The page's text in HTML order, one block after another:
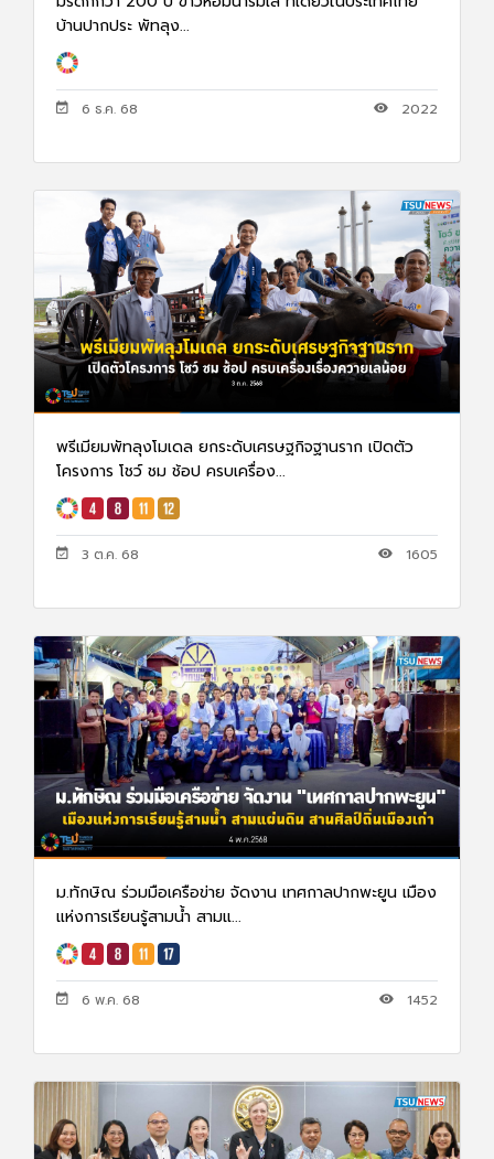
บ้านปากประ พัทลุง...
6 ธ.ค. 68 2022
พรีเมียมพัทลุงโมเดล ยกระดับเศรษฐกิจฐานราก เปิดตัว
โครงการ โชว์ ชม ช้อป ครบเครื่อง...
3 ต.ค. 68 1605
ม.ทักษิณ ร่วมมือเครือข่าย จัดงาน เทศกาลปากพะยูน เมือง
แห่งการเรียนรู้สามน้ำ สามแ...
6 พ.ค. 68 1452